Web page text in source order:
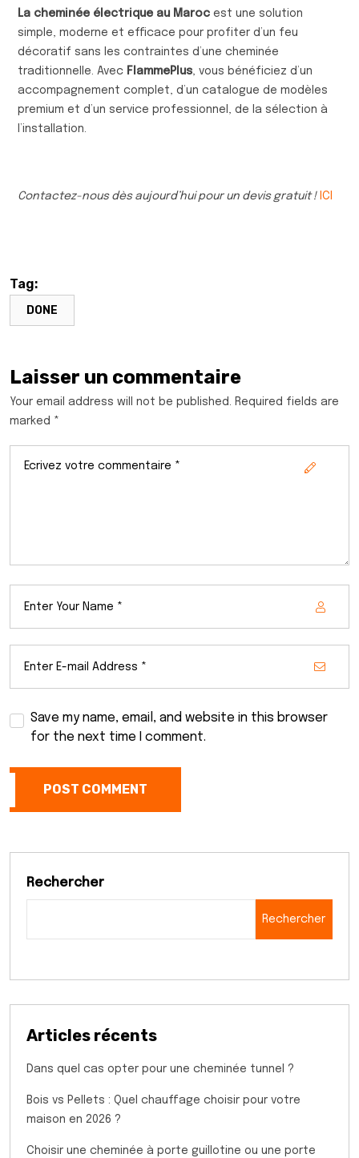
La cheminée électrique au Maroc est une solution
simple, moderne et efficace pour profiter d’un feu
décoratif sans les contraintes d’une cheminée
traditionnelle. Avec FlammePlus, vous bénéficiez d’un
accompagnement complet, d’un catalogue de modèles
premium et d’un service professionnel, de la sélection à
l’installation.
Contactez-nous dès aujourd’hui pour un devis gratuit ! ICI
Tag:
DONE
Laisser un commentaire
Your email address will not be published. Required fields are
marked *
Save my name, email, and website in this browser
for the next time I comment.
POST COMMENT
Rechercher
Rechercher
Articles récents
Dans quel cas opter pour une cheminée tunnel ?
Bois vs Pellets : Quel chauffage choisir pour votre
maison en 2026 ?
Choisir une cheminée à porte guillotine ou une porte